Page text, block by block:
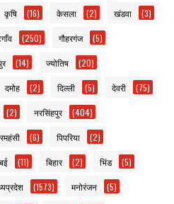
कृषि (16) केसला (2) खंडवा (3)
(250) गौहरगंज (5)
(14) ज्योतिष (20)
दमोह (2) दिल्ली (5) देवरी (75)
(2) नरसिंहपुर (404)
(6) पिपरिया (2)
(11) बिहार (2) भिंड (5)
(1573) मनोरंजन (5)